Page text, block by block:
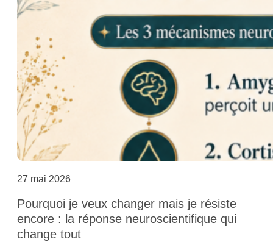
27 mai 2026
Pourquoi je veux changer mais je résiste
encore : la réponse neuroscientifique qui
change tout